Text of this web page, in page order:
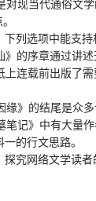
列选项中能支持
序章通过讲述
连载前出版了需
》的结尾是众多
记》中有大量作
的行文思路。
网络文学读者